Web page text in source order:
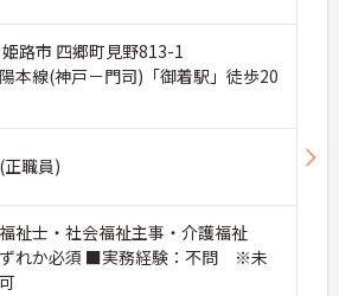
路市 四郷町見野813-1
本線(神戸－門司)「御着駅」徒歩20
職員)
祉士・社会福祉主事・介護福祉
れか必須 ■実務経験：不問 ※未